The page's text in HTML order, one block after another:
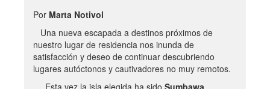
Por Marta Notivol
Una nueva escapada a destinos próximos de
nuestro lugar de residencia nos inunda de
satisfacción y deseo de continuar descubriendo
lugares autóctonos y cautivadores no muy remotos.
Esta vez la isla elegida ha sido Sumbawa.